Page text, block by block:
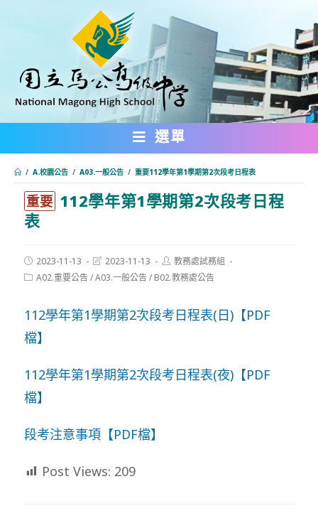
內
選單
/ A.校園公告 / A03.一般公告 / 重要112學年第1學期第2次段考日程表
重要 112學年第1學期第2次段考日程
表
Post
published:
2023-11-13
Post
modified:
2023-11-13
Post
author:
教務處試務組
PostA02.重要公告/A03.一般公告/ B02.教務處公告
112學年第1學期第2次段考日程表(日)【PDF
檔】
112學年第1學期第2次段考日程表(夜)【PDF
檔】
段考注意事項【PDF檔】
Post Views: 209